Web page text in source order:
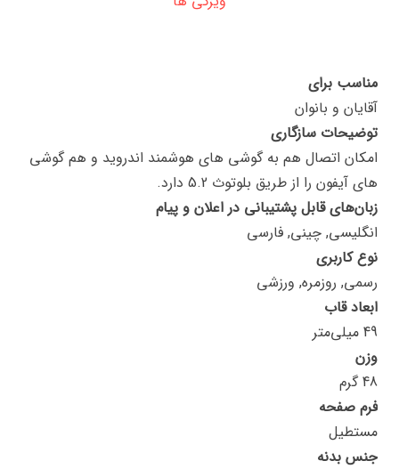
مناسب برای
آقایان و بانوان
توضیحات سازگاری
امکان اتصال هم به گوشی های هوشمند اندروید و هم گوشی
های آیفون را از طریق بلوتوث 5.2 دارد.
زبان‌های قابل پشتیبانی در اعلان و پیام
انگلیسی, چینی, فارسی
نوع کاربری
رسمی, روزمره, ورزشی
ابعاد قاب
49 میلی‌متر
وزن
48 گرم
فرم صفحه
مستطیل
جنس بدنه